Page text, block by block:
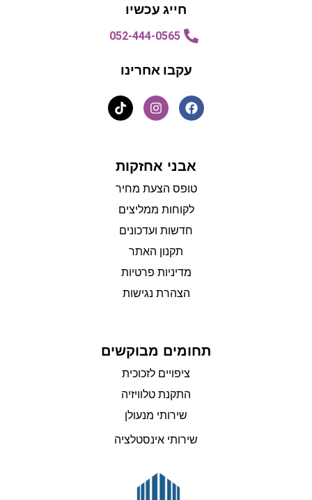
חייג עכשיו
052-444-0565
עקבו אחרינו
אבני אחזקות
טופס הצעת מחיר
לקוחות ממליצים
חדשות ועדכונים
תקנון האתר
מדיניות פרטיות
הצהרת נגישות
תחומים מבוקשים
ציפויים לזכוכית
התקנת טלוויזיה
שירותי מנעולן
שירותי אינסטלציה